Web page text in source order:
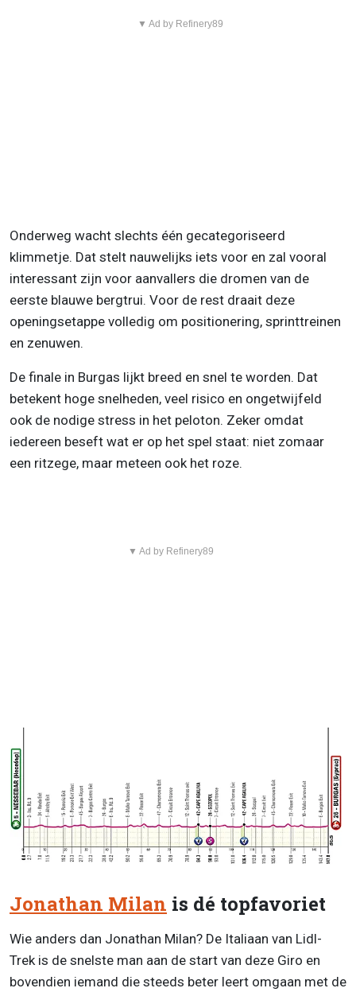
▼ Ad by Refinery89
Onderweg wacht slechts één gecategoriseerd
klimmetje. Dat stelt nauwelijks iets voor en zal vooral
interessant zijn voor aanvallers die dromen van de
eerste blauwe bergtrui. Voor de rest draait deze
openingsetappe volledig om positionering, sprinttreinen
en zenuwen.
De finale in Burgas lijkt breed en snel te worden. Dat
betekent hoge snelheden, veel risico en ongetwijfeld
ook de nodige stress in het peloton. Zeker omdat
iedereen beseft wat er op het spel staat: niet zomaar
een ritzege, maar meteen ook het roze.
▼ Ad by Refinery89
Jonathan Milan is dé topfavoriet
Wie anders dan Jonathan Milan? De Italiaan van Lidl-
Trek is de snelste man aan de start van deze Giro en
bovendien iemand die steeds beter leert omgaan met de